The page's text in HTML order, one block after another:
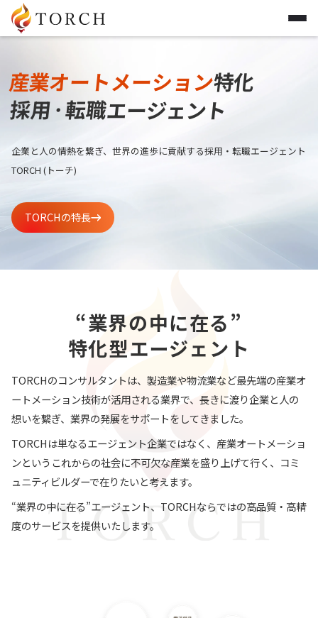
産業オー トメーション特化
採用・転職エージェント
企業と人の情熱を繋ぎ、世界の進歩に貢献する採用・転職エージェント
TORCH (トーチ)
TORCHの特長
“業界の中に在る”
特化型エージェント
TORCHのコンサルタントは、製造業や物流業など最先端の産業オ
ートメーション技術が活用される業界で、長きに渡り企業と人の
想いを繋ぎ、業界の発展をサポートをしてきました。
TORCHは単なるエージェント企業ではなく、産業オートメーショ
ンというこれからの社会に不可欠な産業を盛り上げて行く、コミ
ュニティビルダーで在りたいと考えます。
“業界の中に在る”エージェント、TORCHならではの高品質・高精
度のサービスを提供いたします。